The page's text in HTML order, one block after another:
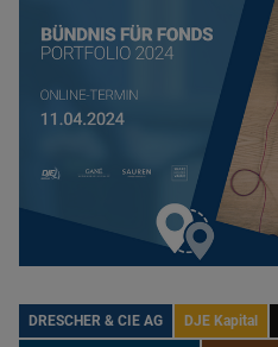
DRESCHER & CIE AG DJE Kapital